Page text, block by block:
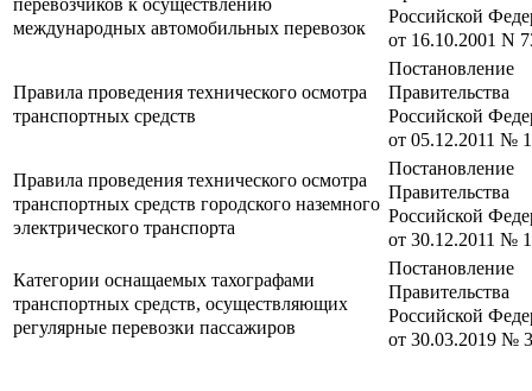
международных автомобильных перевозок
Российской
от 16.10.2001 N
Правила проведения технического осмотра
транспортных средств
Постановление
Правительства
Российской
от 05.12.2011 №
Правила проведения технического осмотра
транспортных средств городского наземного
электрического транспорта
Постановление
Правительства
Российской
от 30.12.2011 №
Категории оснащаемых тахографами
транспортных средств, осуществляющих
регулярные перевозки пассажиров
Постановление
Правительства
Российской
от 30.03.2019 №